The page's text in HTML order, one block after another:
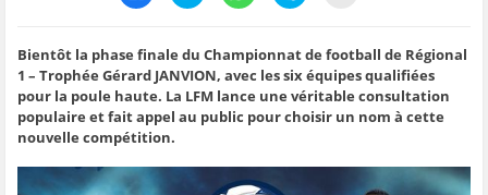
e
z
p
o
u
r
p
a
t
e
z
p
o
u
r
p
t
a
e
z
p
o
u
r
p
t
a
e
z
p
o
u
r
t
e
z
p
o
u
r
o
Bientôt la phase finale du Championnat de football de Régional
1 – Trophée Gérard JANVION, avec les six équipes qualifiées
pour la poule haute. La LFM lance une véritable consultation
populaire et fait appel au public pour choisir un nom à cette
nouvelle compétition.